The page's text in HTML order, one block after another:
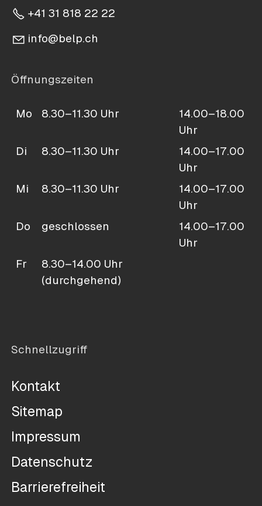
+41 31 818 22 22
nf b lp ch
Öffnungszeiten
Mo 8.30–11.30 Uhr
14.00–18.00
Uhr
Di
8.30–11.30 Uhr
14.00–17.00
Uhr
Mi
8.30–11.30 Uhr
14.00–17.00
Uhr
Do
geschlossen
14.00–17.00
Uhr
Fr
8.30–14.00 Uhr
(durchgehend)
Schnellzugriff
Kontakt
Sitemap
Impressum
Datenschutz
Barrierefreiheit